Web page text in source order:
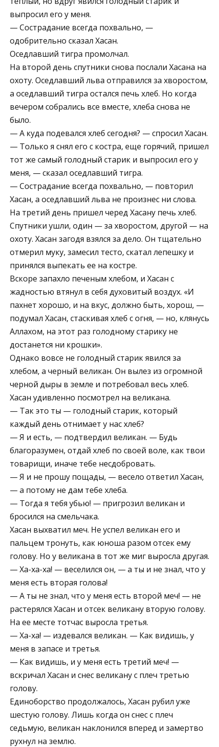
выпросил его у меня.
— Сострадание всегда похвально, —
одобрительно сказал Хасан.
Оседлавший тигра промолчал.
На второй день спутники снова послали Хасана на
охоту. Оседлавший льва отправился за хворостом,
а оседлавший тигра остался печь хлеб. Но когда
вечером собрались все вместе, хлеба снова не
было.
— А куда подевался хлеб сегодня? — спросил Хасан.
— Только я снял его с костра, еще горячий, пришел
тот же самый голодный старик и выпросил его у
меня, — сказал оседлавший тигра.
— Сострадание всегда похвально, — повторил
Хасан, а оседлавший льва не произнес ни слова.
На третий день пришел черед Хасану печь хлеб.
Спутники ушли, один — за хворостом, другой — на
охоту. Хасан загодя взялся за дело. Он тщательно
отмерил муку, замесил тесто, скатал лепешку и
принялся выпекать ее на костре.
Вскоре запахло печеным хлебом, и Хасан с
жадностью втянул в себя духовитый воздух. «И
пахнет хорошо, и на вкус, должно быть, хорош, —
подумал Хасан, стаскивая хлеб с огня, — но, клянусь
Аллахом, на этот раз голодному старику не
достанется ни крошки».
Однако вовсе не голодный старик явился за
хлебом, а черный великан. Он вылез из огромной
черной дыры в земле и потребовал весь хлеб.
Хасан удивленно посмотрел на великана.
— Так это ты — голодный старик, который
каждый день отнимает у нас хлеб?
— Я и есть, — подтвердил великан. — Будь
благоразумен, отдай хлеб по своей воле, как твои
товарищи, иначе тебе несдобровать.
— Я и не прошу пощады, — весело ответил Хасан,
— а потому не дам тебе хлеба.
— Тогда я тебя убью! — пригрозил великан и
бросился на смельчака.
Хасан выхватил меч. Не успел великан его и
пальцем тронуть, как юноша разом отсек ему
голову. Но у великана в тот же миг выросла другая.
— Ха-ха-ха! — веселился он, — а ты и не знал, что у
меня есть вторая голова!
— А ты не знал, что у меня есть второй меч! — не
растерялся Хасан и отсек великану вторую голову.
На ее месте тотчас выросла третья.
— Ха-ха! — издевался великан. — Как видишь, у
меня в запасе и третья.
— Как видишь, и у меня есть третий меч! —
вскричал Хасан и снес великану с плеч третью
голову.
Единоборство продолжалось, Хасан рубил уже
шестую голову. Лишь когда он снес с плеч
седьмую, великан наклонился вперед и замертво
рухнул на землю.